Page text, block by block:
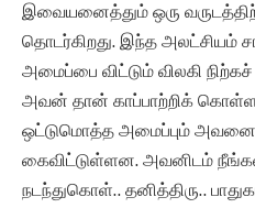
இவையனைத்தும் ஒரு
தொடர்கிறது. இந்த அலட்சியம்
அமைப்பை விட்டும் விலகி
அவன் தான் காப்பாற்றிக்
ஒட்டுமொத்த அமைப்பும் அவனை
கைவிட்டுள்ளன. அவனிடம்
நடந்துகொள்.. தனித்திரு..